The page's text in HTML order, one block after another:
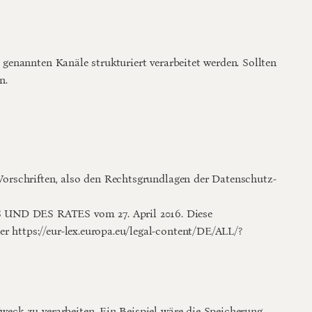
Kanäle strukturiert verarbeitet werden. Sollten
also den Rechtsgrundlagen der Datenschutz-
DES RATES vom 27. April 2016. Diese
https://eur-lex.europa.eu/legal-content/DE/ALL/?